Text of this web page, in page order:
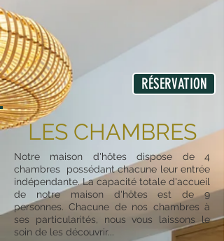
RÉSERVATION
LES CHAMBRES
Notre maison d'hôtes dispose de 4
chambres possédant chacune leur entrée
indépendante. La capacité totale d'accueil
de notre maison d'hôtes est de 9
personnes. Chacune de nos chambres à
ses particularités, nous vous laissons le
soin de les découvrir...